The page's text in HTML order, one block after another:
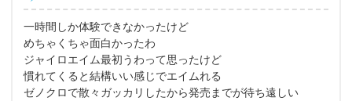
一時間しか体験できなかったけど
めちゃくちゃ面白かったわ
ジャイロエイム最初うわって思ったけど
慣れてくると結構いい感じでエイムれる
ゼノクロで散々ガッカリしたから発売までが待ち遠しい